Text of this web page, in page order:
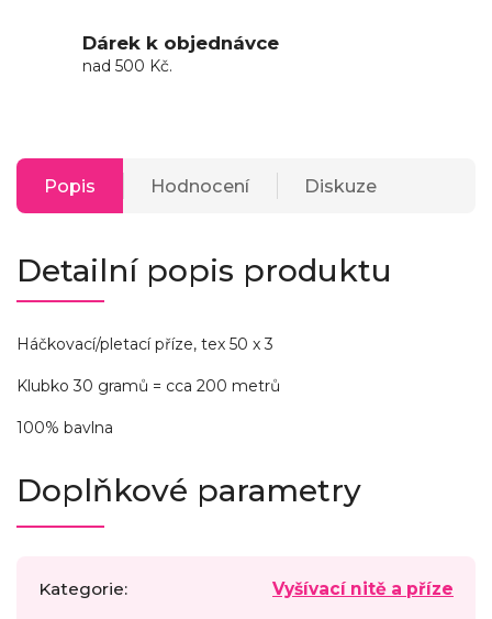
Dárek k objednávce
nad 500 Kč.
Popis Hodnocení Diskuze
Detailní popis produktu
Háčkovací/pletací příze, tex 50 x 3
Klubko 30 gramů = cca 200 metrů
100% bavlna
Doplňkové parametry
Kategorie: Vyšívací nitě a příze